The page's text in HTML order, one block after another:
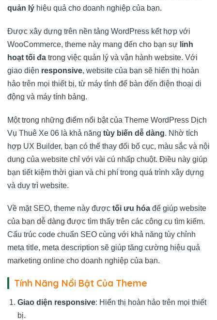
quản lý hiệu quả cho doanh nghiệp của bạn.
Được xây dựng trên nền tảng WordPress kết hợp với
WooCommerce, theme này mang đến cho bạn sự linh
hoạt tối đa trong việc quản lý và vận hành website. Với
giao diện responsive, website của bạn sẽ hiển thị hoàn
hảo trên mọi thiết bị, từ máy tính để bàn đến điện thoại di
động và máy tính bảng.
Một trong những điểm nổi bật của Theme WordPress Dịch
Vụ Thuê Xe 06 là khả năng tùy biến dễ dàng. Nhờ tích
hợp UX Builder, bạn có thể thay đổi bố cục, màu sắc và nội
dung của website chỉ với vài cú nhấp chuột. Điều này giúp
bạn tiết kiệm thời gian và chi phí trong quá trình xây dựng
và duy trì website.
Về mặt SEO, theme này được tối ưu hóa để giúp website
của bạn dễ dàng được tìm thấy trên các công cụ tìm kiếm.
Cấu trúc code chuẩn SEO cùng với khả năng tùy chỉnh
meta title, meta description sẽ giúp tăng cường hiệu quả
marketing online cho doanh nghiệp của bạn.
Tính Năng Nổi Bật Của Theme
Giao diện responsive: Hiển thị hoàn hảo trên mọi thiết
bị.